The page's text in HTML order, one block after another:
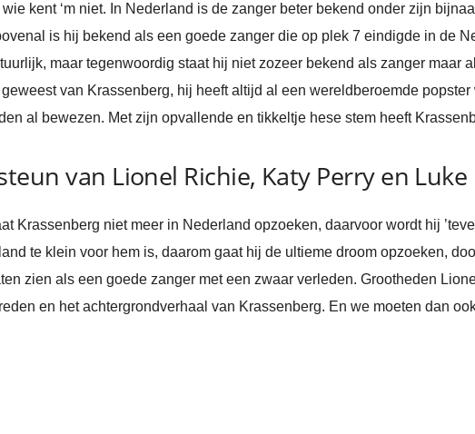
kent ‘m niet. In Nederland is de zanger beter bekend onder zijn
is hij bekend als een goede zanger die op plek 7 eindigde in de
maar tegenwoordig staat hij niet zozeer bekend als zanger maar
van Krassenberg, hij heeft altijd al een wereldberoemde
al bewezen. Met zijn opvallende en tikkeltje hese stem heeft
van Lionel Richie, Katy Perry en
Krassenberg niet meer in Nederland opzoeken, daarvoor wordt hij
te klein voor hem is, daarom gaat hij de ultieme droom opzoeken,
zien als een goede zanger met een zwaar verleden. Grootheden
en het achtergrondverhaal van Krassenberg. En we moeten dan